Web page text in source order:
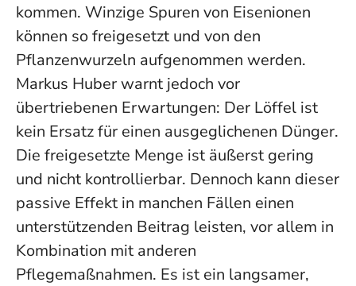
kommen. Winzige Spuren von Eisenionen
können so freigesetzt und von den
Pflanzenwurzeln aufgenommen werden.
Markus Huber warnt jedoch vor
übertriebenen Erwartungen: Der Löffel ist
kein Ersatz für einen ausgeglichenen Dünger.
Die freigesetzte Menge ist äußerst gering
und nicht kontrollierbar. Dennoch kann dieser
passive Effekt in manchen Fällen einen
unterstützenden Beitrag leisten, vor allem in
Kombination mit anderen
Pflegemaßnahmen. Es ist ein langsamer,